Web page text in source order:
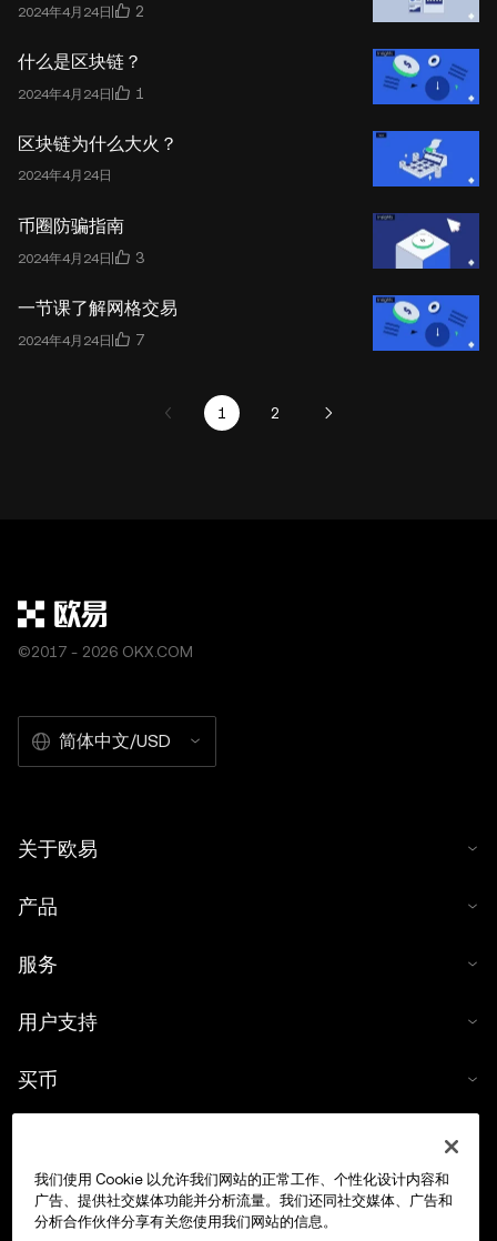
2024年4月24日 2
什么是区块链？
2024年4月24日 1
区块链为什么大火？
2024年4月24日
币圈防骗指南
2024年4月24日 3
一节课了解网格交易
2024年4月24日 7
1 2
©2017 - 2026 OKX.COM
简体中文/USD
关于欧易
产品
服务
用户支持
买币
交易
我们使用 Cookie 以允许我们网站的正常工作、个性化设计内容和
广告、提供社交媒体功能并分析流量。我们还同社交媒体、广告和
分析合作伙伴分享有关您使用我们网站的信息。